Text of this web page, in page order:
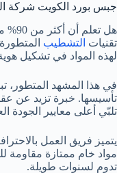
جبس بورد الكويت شركة
هل
تقنيات التشطيب
لهذه المواد في تشكيل
في هذا المشهد المتطور،
تأسيسها. خبرة تزيد عن
تلبّي أعلى معايير الجودة
يتميز فريق العمل
مواد خام ممتازة مقاومة
تدوم لسنوات طويلة.